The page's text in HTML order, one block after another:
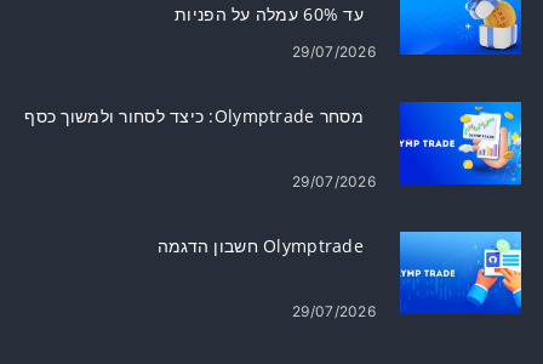
עד 60% עמלה על הפניות
29/07/2026
מסחר Olymptrade: כיצד לסחור ולמשוך כסף
29/07/2026
Olymptrade חשבון הדגמה
29/07/2026